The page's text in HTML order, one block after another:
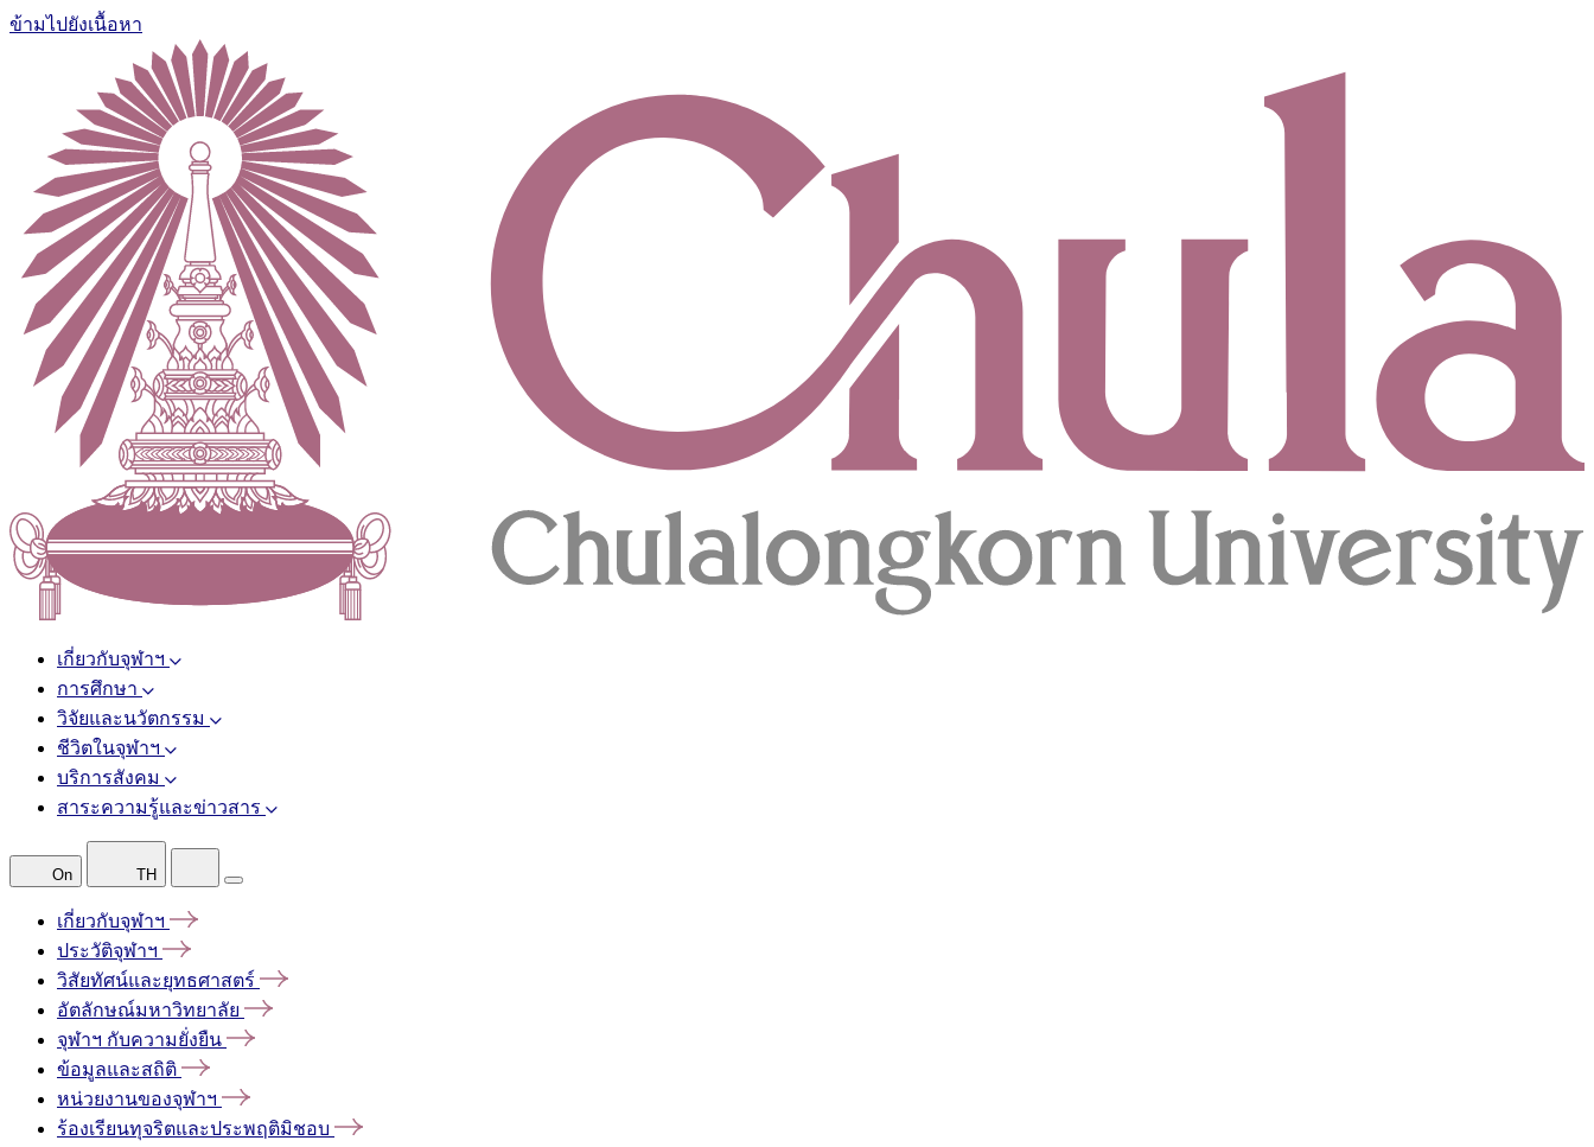
ข้ามไปยังเนื้อหา
เกี่ยวกับจุฬาฯ
การศึกษา
วิจัยและนวัตกรรม
ชีวิตในจุฬาฯ
บริการสังคม
สาระความรู้และข่าวสาร
On TH
เกี่ยวกับจุฬาฯ
ประวัติจุฬาฯ
วิสัยทัศน์และยุทธศาสตร์
อัตลักษณ์มหาวิทยาลัย
จุฬาฯ กับความยั่งยืน
ข้อมูลและสถิติ
หน่วยงานของจุฬาฯ
ร้องเรียนทุจริตและประพฤติมิชอบ